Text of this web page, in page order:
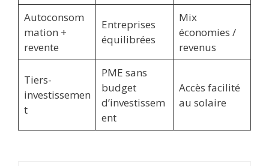
Autoconsom
mation +
revente
Entreprises
équilibrées
Mix
économies /
revenus
Tiers-
investissemen
t
PME sans
budget
d’investissem
ent
Accès facilité
au solaire